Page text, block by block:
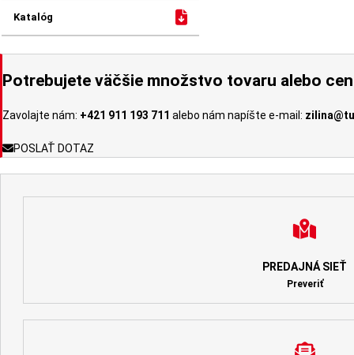
Potrebujete väčšie množstvo tovaru alebo
Zavolajte nám: +421 911 193 711 alebo nám napíšte e-mail:
POSLAŤ DOTAZ
PREDAJNÁ SIEŤ
Preveriť